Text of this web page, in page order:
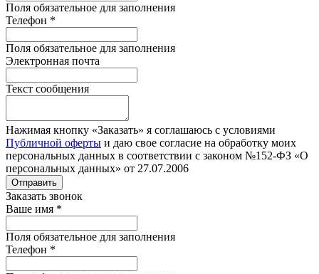
Поля обязательное для заполнения
Телефон *
Поля обязательное для заполнения
Электронная почта
Текст сообщения
Нажимая кнопку «Заказать» я соглашаюсь с условиями
Публичной оферты и даю свое согласие на обработку моих
персональных данных в соответствии с законом №152-ФЗ «О
персональных данных» от 27.07.2006
Отправить
Заказать звонок
Ваше имя *
Поля обязательное для заполнения
Телефон *